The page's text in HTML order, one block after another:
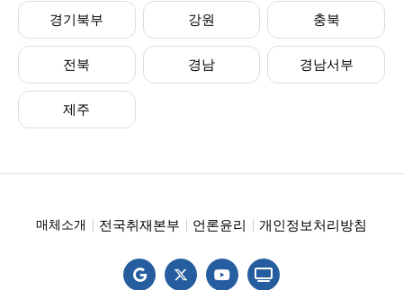
경기북부 강원 충북
전북 경남 경남서부
제주
매체소개 전국취재본부 언론윤리 개인정보처리방침